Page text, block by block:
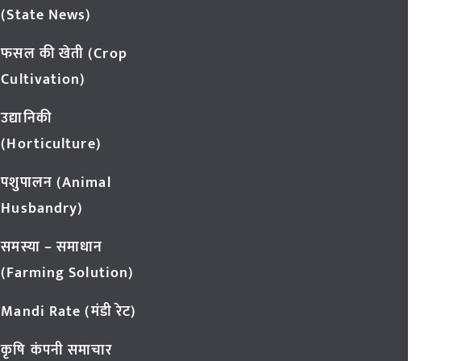
(State News)
फसल की खेती (Crop
Cultivation)
उद्यानिकी
(Horticulture)
पशुपालन (Animal
Husbandry)
समस्या – समाधान
(Farming Solution)
Mandi Rate (मंडी रेट)
कृषि कंपनी समाचार